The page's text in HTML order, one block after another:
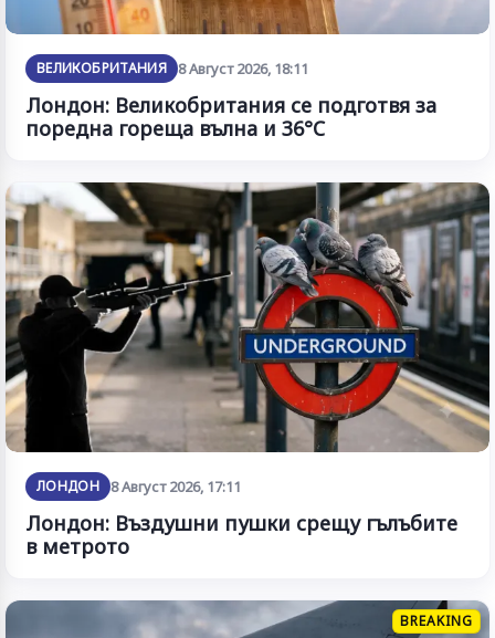
ВЕЛИКОБРИТАНИЯ 8 Август 2026, 18:11
Лондон: Великобритания се подготвя за
поредна гореща вълна и 36°C
ЛОНДОН 8 Август 2026, 17:11
Лондон: Въздушни пушки срещу гълъбите
в метрото
BREAKING